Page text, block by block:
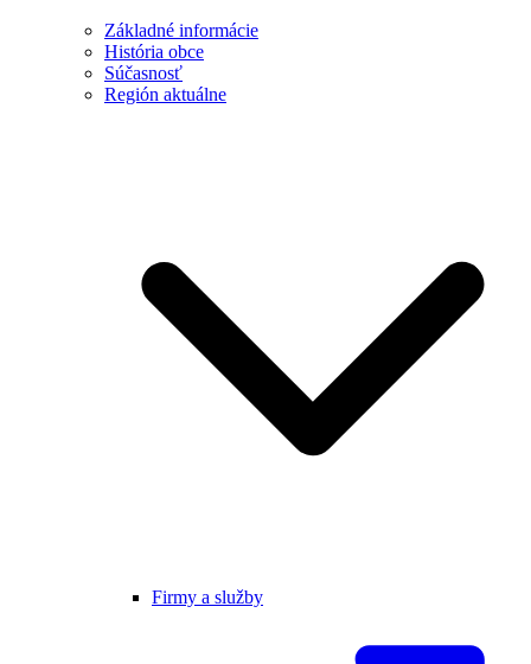
Základné informácie
História obce
Súčasnosť
Región aktuálne
Firmy a služby